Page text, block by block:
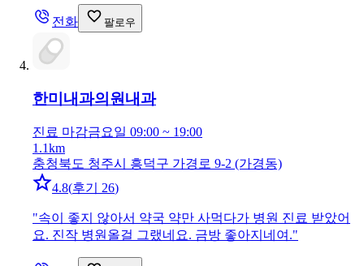
전화 팔로우
한미내과의원 내과
진료 마감금요일 09:00 ~ 19:00
1.1km
충청북도 청주시 흥덕구 가경로 9-2 (가경동)
4.8(후기 26)
"속이 좋지 않아서 약국 약만 사먹다가 병원 진료 받았어
요. 진작 병원올걸 그랬네요. 금방 좋아지네여."